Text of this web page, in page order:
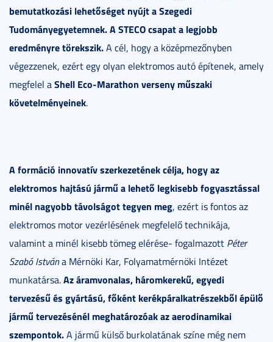
bemutatkozási lehetőséget nyújt a Szegedi
Tudományegyetemnek. A STECO csapat a legjobb
eredményre törekszik.A cél, hogy a középmezőnyben
végezzenek, ezért egy olyan elektromos autó építenek, amely
megfelel aShell Eco-Marathon verseny műszaki
követelményeinek.
A formáció innovatív szerkezetének célja, hogy az
elektromos hajtású jármű a lehető legkisebb fogyasztással
minél nagyobb távolságot tegyen meg, ezért is fontos az
elektromos motor vezérlésének megfelelő technikája,
valamint a minél kisebb tömeg elérése- fogalmazott Péter
Szabó Istvána Mérnöki Kar, Folyamatmérnöki Intézet
munkatársa.Az áramvonalas, háromkerekű, egyedi
tervezésű és gyártású, főként kerékpáralkatrészekből épülő
jármű tervezésénél meghatározóak az aerodinamikai
szempontok.A jármű külső burkolatának színe még nem